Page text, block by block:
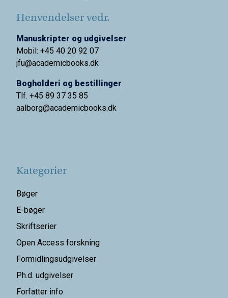
Henvendelser vedr.
Manuskripter og udgivelser
Mobil: +45 40 20 92 07
jfu@academicbooks.dk
Bogholderi og bestillinger
Tlf. +45 89 37 35 85
aalborg@academicbooks.dk
Kategorier
Bøger
E-bøger
Skriftserier
Open Access forskning
Formidlingsudgivelser
Ph.d. udgivelser
Forfatter info